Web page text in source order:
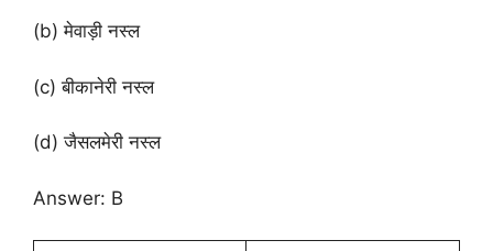
(b) मेवाड़ी नस्ल
(c) बीकानेरी नस्ल
(d) जैसलमेरी नस्ल
Answer: B